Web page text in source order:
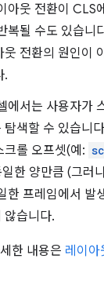
아웃 전환이 CLS
복될 수도 있습니
전환의 원인이
.
에서는 사용자가
색할 수 있습니
크롤 오프셋(예:
한 양만큼 (그러
한 프레임에서 발
않습니다.
한 내용은 레이아